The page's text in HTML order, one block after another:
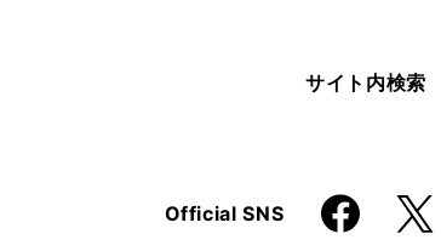
サイト内検索
Official SNSFaceboo
k
X